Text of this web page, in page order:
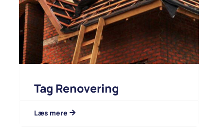
Tag Renovering
Læs mere